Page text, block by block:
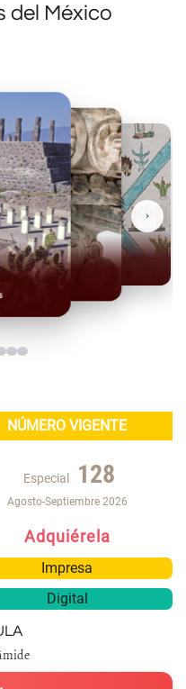
del México
›
NÚMERO VIGENTE
Especial 128
Agosto-Septiembre 2026
Adquiérela
Impresa
Digital